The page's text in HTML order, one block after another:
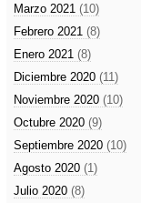
Marzo 2021 (10)
Febrero 2021 (8)
Enero 2021 (8)
Diciembre 2020 (11)
Noviembre 2020 (10)
Octubre 2020 (9)
Septiembre 2020 (10)
Agosto 2020 (1)
Julio 2020 (8)